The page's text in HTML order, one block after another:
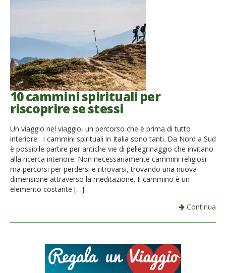
10 cammini spirituali per
riscoprire se stessi
Un viaggio nel viaggio, un percorso che è prima di tutto
interiore. I cammini spirituali in Italia sono tanti. Da Nord a Sud
è possibile partire per antiche vie di pellegrinaggio che invitano
alla ricerca interiore. Non necessariamente cammini religiosi
ma percorsi per perdersi e ritrovarsi, trovando una nuova
dimensione attraverso la meditazione. Il cammino è un
elemento costante […]
Continua